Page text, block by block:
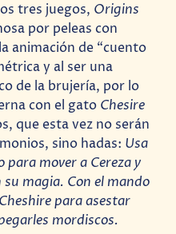
tres juegos, Origins
por peleas con
animación de “cuento
y al ser una
de la brujería, por lo
con el gato Chesire
que esta vez no serán
sino hadas: Usa
para mover a Cereza y
magia. Con el mando
para asestar
mordiscos.